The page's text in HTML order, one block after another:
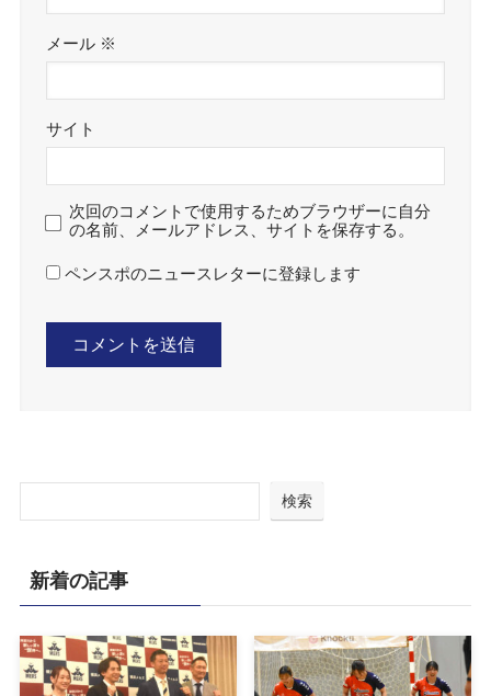
メール ※
サイト
次回のコメントで使用するためブラウザーに自分
の名前、メールアドレス、サイトを保存する。
ペンスポのニュースレターに登録します
検索
新着の記事